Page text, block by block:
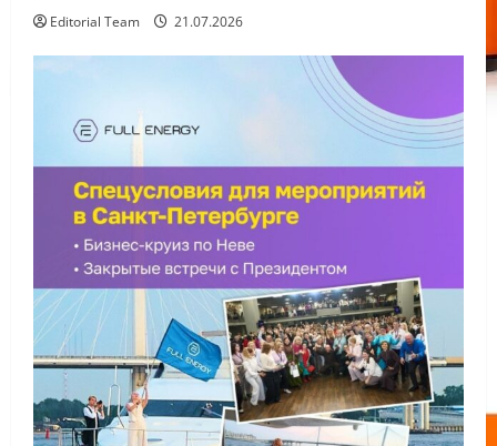
Editorial Team 21.07.2026